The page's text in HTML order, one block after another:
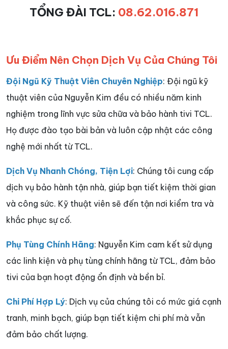
TỔNG ĐÀI TCL: 08.62.016.871
Ưu Điểm Nên Chọn Dịch Vụ Của Chúng Tôi
Đội Ngũ Kỹ Thuật Viên Chuyên Nghiệp: Đội ngũ kỹ
thuật viên của Nguyễn Kim đều có nhiều năm kinh
nghiệm trong lĩnh vực sửa chữa và bảo hành tivi TCL.
Họ được đào tạo bài bản và luôn cập nhật các công
nghệ mới nhất từ TCL.
Dịch Vụ Nhanh Chóng, Tiện Lợi: Chúng tôi cung cấp
dịch vụ bảo hành tận nhà, giúp bạn tiết kiệm thời gian
và công sức. Kỹ thuật viên sẽ đến tận nơi kiểm tra và
khắc phục sự cố.
Phụ Tùng Chính Hãng: Nguyễn Kim cam kết sử dụng
các linh kiện và phụ tùng chính hãng từ TCL, đảm bảo
tivi của bạn hoạt động ổn định và bền bỉ.
Chi Phí Hợp Lý: Dịch vụ của chúng tôi có mức giá cạnh
tranh, minh bạch, giúp bạn tiết kiệm chi phí mà vẫn
đảm bảo chất lượng.